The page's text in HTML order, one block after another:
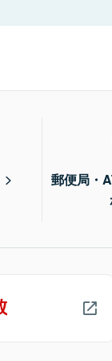
郵便局・